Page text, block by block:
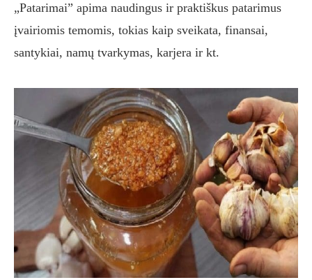
„Patarimai” apima naudingus ir praktiškus patarimus
įvairiomis temomis, tokias kaip sveikata, finansai,
santykiai, namų tvarkymas, karjera ir kt.